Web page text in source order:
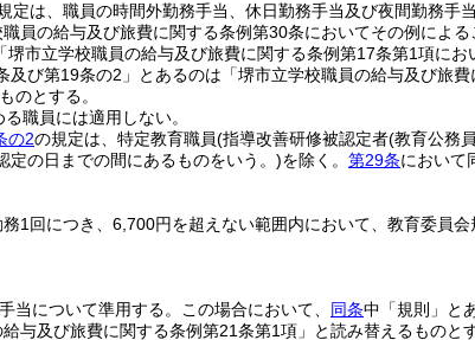
定は、職員の時間外勤務手当、休日勤務手当及び夜間勤務手
員の給与及び旅費に関する条例第30条においてその例による
市立学校職員の給与及び旅費に関する条例第17条第1項に
及び第19条の2」とあるのは「堺市立学校職員の給与及び旅
のとする。
職員には適用しない。
の2の規定は、特定教育職員(指導改善研修被認定者(教育公務
定の日までの間にあるものをいう。)を除く。 第29条において
1回につき、6,700円を超えない範囲内において、教育委員
当について準用する。 この場合において、 同条中「規則」と
与及び旅費に関する条例第21条第1項」と読み替えるものとす